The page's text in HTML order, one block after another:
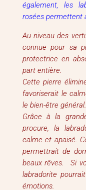
également, les
rosées permettent
Au niveau des
connue pour sa
protectrice en
part entière.
Cette pierre
favoriserait le
le bien-être général.
Grâce à la
procure, la
calme et apaisé.
permettrait de
beaux rêves. Si
labradorite
émotions.